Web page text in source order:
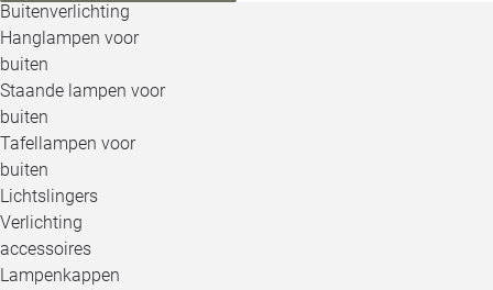
Buitenverlichting
Hanglampen voor
buiten
Staande lampen voor
buiten
Tafellampen voor
buiten
Lichtslingers
Verlichting
accessoires
Lampenkappen